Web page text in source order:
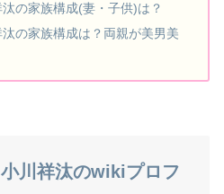
汰の家族構成(妻・子供)は？
汰の家族構成は？両親が美男美
小川祥汰のwikiプロフ